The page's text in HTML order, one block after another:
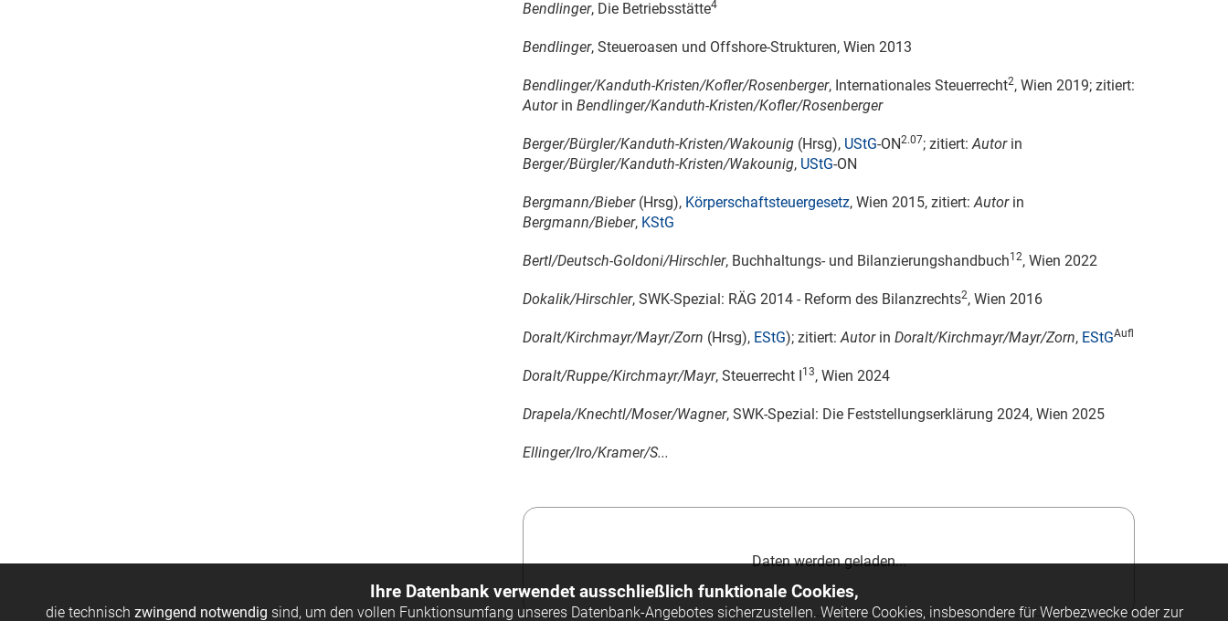
Bendlinger, Die Betriebsstätte4
Bendlinger, Steueroasen und Offshore-Strukturen, Wien 2013
Bendlinger/Kanduth-Kristen/Kofler/Rosenberger, Internationales Steuerrecht2, Wien 2019; zitiert:
Autorin Bendlinger/Kanduth-Kristen/Kofler/Rosenberger
Berger/Bürgler/Kanduth-Kristen/Wakounig (Hrsg), UStG-ON2.07; zitiert: Autorin
Berger/Bürgler/Kanduth-Kristen/Wakounig, UStG-ON
Bergmann/Bieber(Hrsg), Körperschaftsteuergesetz, Wien 2015, zitiert: Autorin
Bergmann/Bieber, KStG
Bertl/Deutsch-Goldoni/Hirschler, Buchhaltungs- und Bilanzierungshandbuch12, Wien 2022
Dokalik/Hirschler, SWK-Spezial: RÄG 2014 - Reform des Bilanzrechts2, Wien 2016
Doralt/Kirchmayr/Mayr/Zorn (Hrsg), EStG); zitiert: Autorin Doralt/Kirchmayr/Mayr/Zorn, EStGAufl
Doralt/Ruppe/Kirchmayr/Mayr, Steuerrecht I13, Wien 2024
Drapela/Knechtl/Moser/Wagner, SWK-Spezial: Die Feststellungserklärung 2024, Wien 2025
Ellinger/Iro/Kramer/S...
Daten werden geladen...
Ihre Datenbank verwendet ausschließlich funktionale Cookies,
die technisch zwingend notwendig sind, um den vollen Funktionsumfang unseres Datenbank-Angebotes sicherzustellen. Weitere Cookies, insbesondere für Werbezwecke oder zur